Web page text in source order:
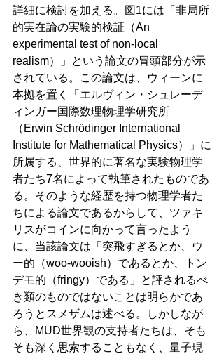
詳細に検討を加える。図1には「非局所
的実在論の実験的検証（An
experimental test of non-local
realism）」という論文の冒頭部分が示
されている。この論文は、ウィーンに
本拠を置く「エルヴィン・シュレーデ
ィンガー国際数理物理学研究所
（Erwin Schrödinger International
Institute for Mathematical Physics）」に
所属する、世界的に著名な実験物理学
者たち7名によって執筆されたものであ
る。そのような経歴を持つ物理学者た
ちによる論文であるからして、ツァキ
リスがコインに向かって言ったよう
に、当該論文は「突飛すぎるとか、ウ
ー的（woo-wooish）であるとか、トン
デモ的（fringy）である」と評されるべ
き類のものではないことは明らかであ
ろうとスメザムは述べる。しかしなが
ら、MUD世界観の支持者たちは、そも
そも深く思索することもなく、量子現